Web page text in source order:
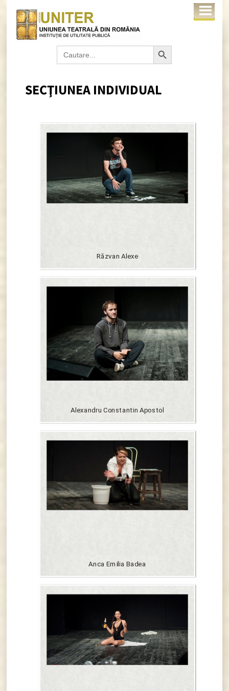
Search
for:
Search Button
SECŢIUNEA INDIVIDUAL
Răzvan Alexe
Alexandru Constantin Apostol
Anca Emilia Badea